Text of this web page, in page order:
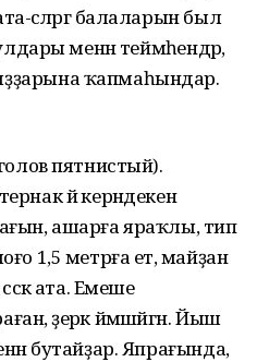
балаларын был
менән теймәһендәр,
ҡапмаһындар.
пятнистый).
йә керәндекенә
ашарға яраҡлы, тип
1,5 метрға етә, майҙан
ата. Емеше
әҙерәк йәмшәйгән. Йыш
бутайҙар. Япрағында,